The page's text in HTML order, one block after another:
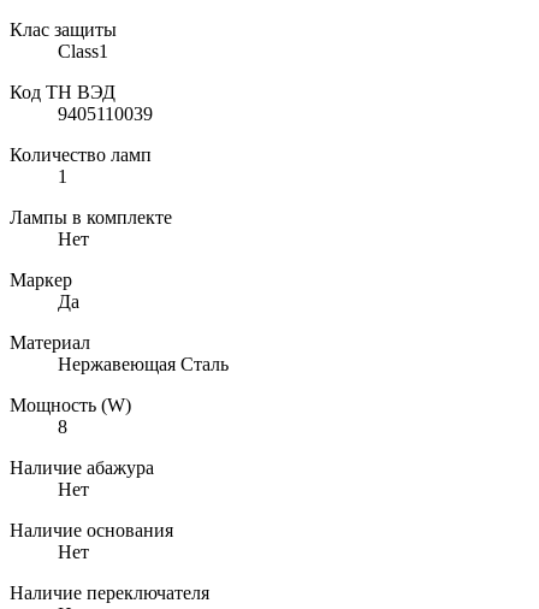
Клас защиты
Class1
Код ТН ВЭД
9405110039
Количество ламп
1
Лампы в комплекте
Нет
Маркер
Да
Материал
Нержавеющая Сталь
Мощность (W)
8
Наличие абажура
Нет
Наличие основания
Нет
Наличие переключателя